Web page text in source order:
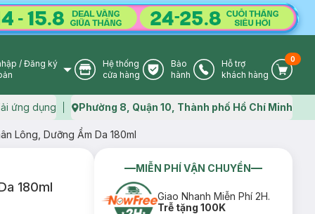
User Icon
/ Đăng ký
Store Icon
Hệ thống
cửa hàng
Warranty Icon
Bảo
hành
Phone Icon
Hỗ trợ
khách hàng
Cart
0
ứng dụng Map icon
Phường 8, Quận 10, Thành phố Hồ Chí Minh
Lông, Dưỡng Ẩm Da 180ml
180ml
MIỄN PHÍ VẬN CHUYỂN
Giao Nhanh Miễn Phí 2H.
Trễ tặng 100K